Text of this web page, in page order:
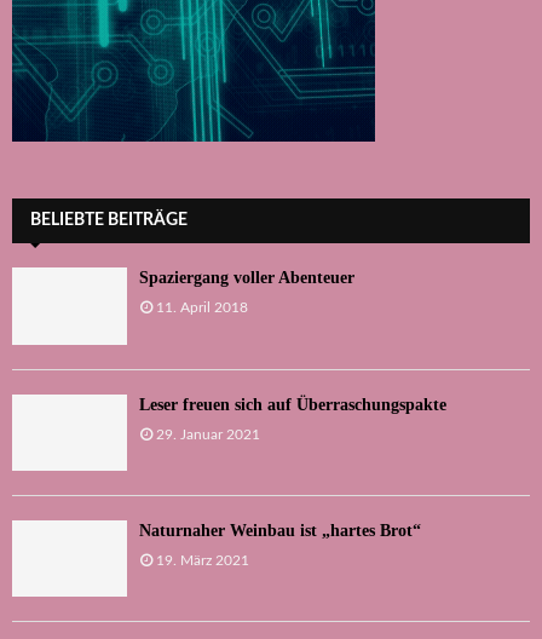
BELIEBTE BEITRÄGE
Spaziergang voller Abenteuer
11. April 2018
Leser freuen sich auf Überraschungspakte
29. Januar 2021
Naturnaher Weinbau ist „hartes Brot“
19. März 2021